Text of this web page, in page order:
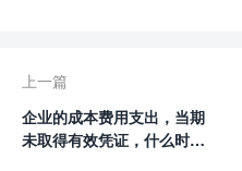
上一篇
企业的成本费用支出，当期
未取得有效凭证，什么时候